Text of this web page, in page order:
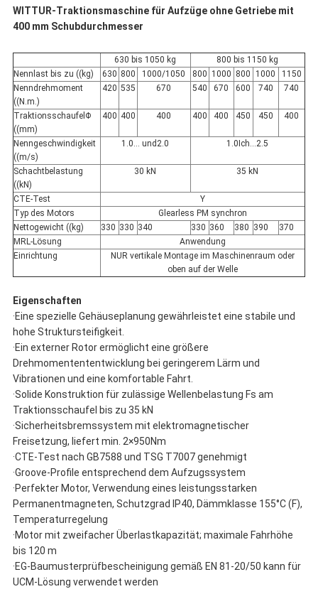
WITTUR-Traktionsmaschine für Aufzüge ohne Getriebe mit
400 mm Schubdurchmesser
630 bis 1050 kg
800 bis 1150 kg
Nennlast bis zu ((kg)
630 800 1000/1050 800 1000 800 1000
1150
Nenndrehmoment
((N.m.)
420 535 670 540 670 600 740 740
TraktionsschaufelΦ
((mm)
400 400 400 400 400 450 450 400
Nenngeschwindigkeit
((m/s)
1.0... und2.0 1.0Ich...2.5
Schachtbelastung
((kN)
30 kN 35 kN
CTE-Test
Y
Typ des Motors
Glearless PM synchron
Nettogewicht ((kg)
330 330 340 330 360 380 390
370
MRL-Lösung
Anwendung
Einrichtung
NUR vertikale Montage im Maschinenraum oder
oben auf der Welle
Eigenschaften
·Eine spezielle Gehäuseplanung gewährleistet eine stabile und
hohe Struktursteifigkeit.
·Ein externer Rotor ermöglicht eine größere
Drehmomentententwicklung bei geringerem Lärm und
Vibrationen und eine komfortable Fahrt.
·Solide Konstruktion für zulässige Wellenbelastung Fs am
Traktionsschaufel bis zu 35 kN
·Sicherheitsbremssystem mit elektromagnetischer
Freisetzung, liefert min. 2×950Nm
·CTE-Test nach GB7588 und TSG T7007 genehmigt
·Groove-Profile entsprechend dem Aufzugssystem
·Perfekter Motor, Verwendung eines leistungsstarken
Permanentmagneten, Schutzgrad IP40, Dämmklasse 155°C (F),
Temperaturregelung
·Motor mit zweifacher Überlastkapazität; maximale Fahrhöhe
bis 120 m
·EG-Baumusterprüfbescheinigung gemäß EN 81-20/50 kann für
UCM-Lösung verwendet werden